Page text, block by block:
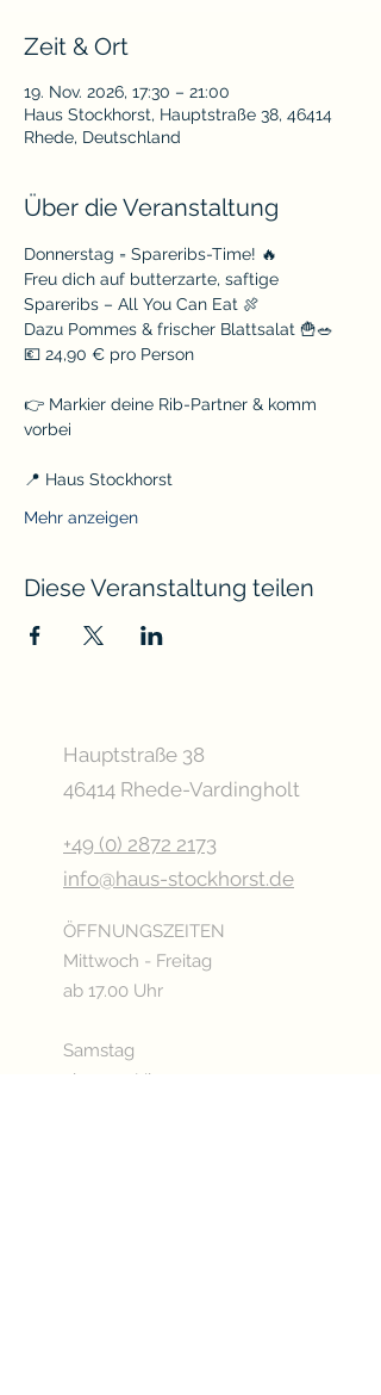
Zeit & Ort
19. Nov. 2026, 17:30 – 21:00
Haus Stockhorst, Hauptstraße 38, 46414
Rhede, Deutschland
Über die Veranstaltung
Donnerstag = Spareribs-Time! 🔥
Freu dich auf butterzarte, saftige
Spareribs – All You Can Eat 🍖
Dazu Pommes & frischer Blattsalat 🍟🥗
💶 24,90 € pro Person
👉 Markier deine Rib-Partner & komm
vorbei
📍 Haus Stockhorst
Mehr anzeigen
Diese Veranstaltung teilen
Hauptstraße 38
46414 Rhede-Vardingholt
+49 (0) 2872 2173
info@haus-stockhorst.de
ÖFFNUNGSZEITEN
Mittwoch - Freitag
ab 17.00 Uhr
Samstag
ab 15.00 Uhr